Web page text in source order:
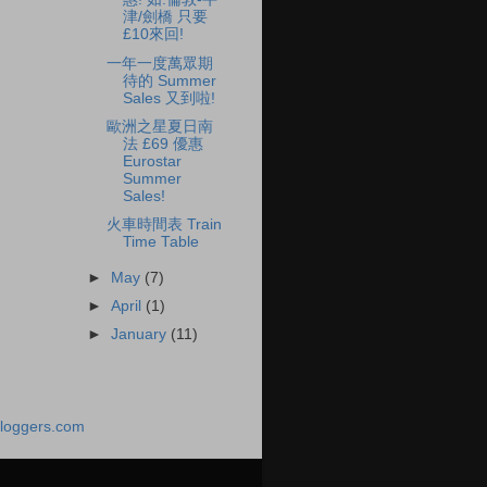
津/劍橋 只要
£10來回!
一年一度萬眾期
待的 Summer
Sales 又到啦!
歐洲之星夏日南
法 £69 優惠
Eurostar
Summer
Sales!
火車時間表 Train
Time Table
► May (7)
►April (1)
►January (11)